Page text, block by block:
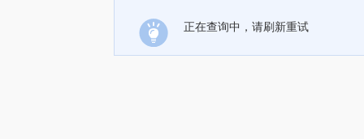
正在查询中，请刷新重试